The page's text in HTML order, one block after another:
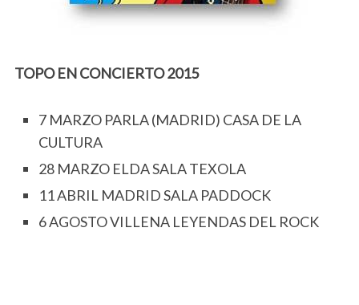
TOPO EN CONCIERTO 2015
7 MARZO PARLA (MADRID) CASA DE LA
CULTURA
28 MARZO ELDA SALA TEXOLA
11 ABRIL MADRID SALA PADDOCK
6 AGOSTO VILLENA LEYENDAS DEL ROCK